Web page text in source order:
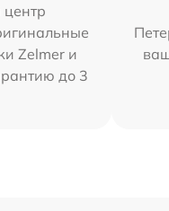
Zelmer и
до 3